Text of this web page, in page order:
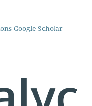
Google Scholar